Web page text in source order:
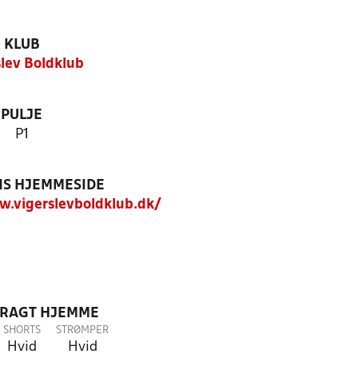
KLUB
Boldklub
PULJE
P1
HJEMMESIDE
HJEMME
SHORTS
Hvid
STRØMPER
Hvid